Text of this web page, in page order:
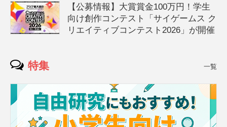
【公募情報】大賞賞金100万円！学生
向け創作コンテスト「サイゲームス ク
リエイティブコンテスト2026」が開催
特集 一覧